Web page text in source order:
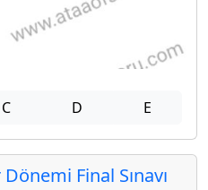
C D E
Final Sınavı